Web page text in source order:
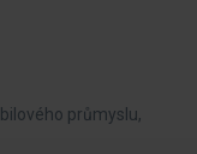
průmyslu,